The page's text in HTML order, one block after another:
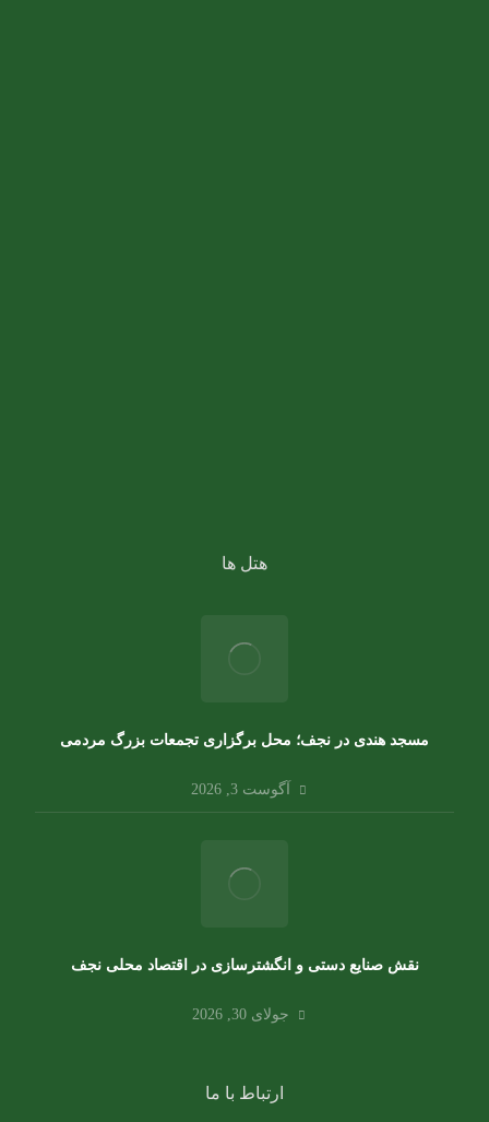
هتل ها
مسجد هندی در نجف؛ محل برگزاری تجمعات بزرگ مردمی
آگوست 3, 2026
نقش صنایع دستی و انگشترسازی در اقتصاد محلی نجف
جولای 30, 2026
ارتباط با ما